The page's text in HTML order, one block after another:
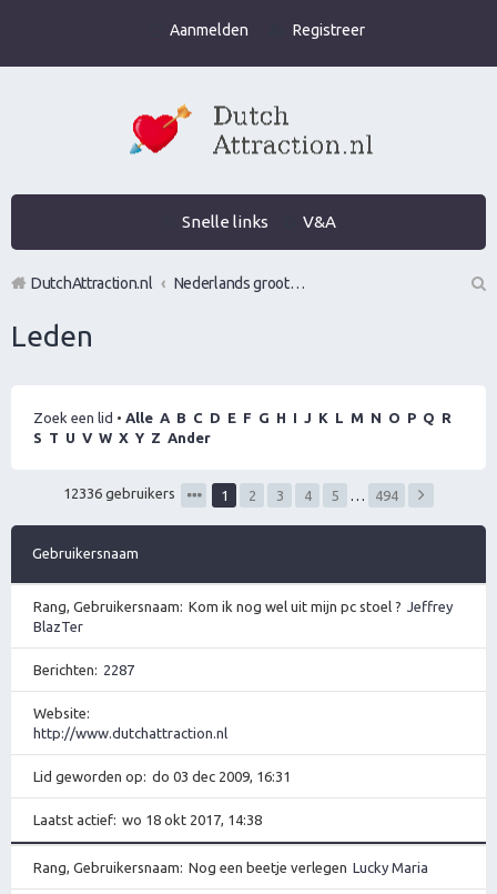
Aanmelden Registreer
Snelle links V&A
DutchAttraction.nl
Nederlands grootste Dutch Attraction, Lifestyle, Vrouwen versieren en Pick-Up (PUA) Forum
Leden
Zoek een lid • Alle A B C D E F G H I J K L M N O P Q R
S T U V W X Y Z Ander
12336 gebruikers 1 2 3 4 5 494
Gebruikersnaam
Rang, Gebruikersnaam Kom ik nog wel uit mijn pc stoel ?
Jeffrey
BlazTer
Berichten 2287
Website
http://www.dutchattraction.nl
Lid geworden op do 03 dec 2009, 16:31
Laatst actief wo 18 okt 2017, 14:38
Rang, Gebruikersnaam Nog een beetje verlegen Lucky Maria